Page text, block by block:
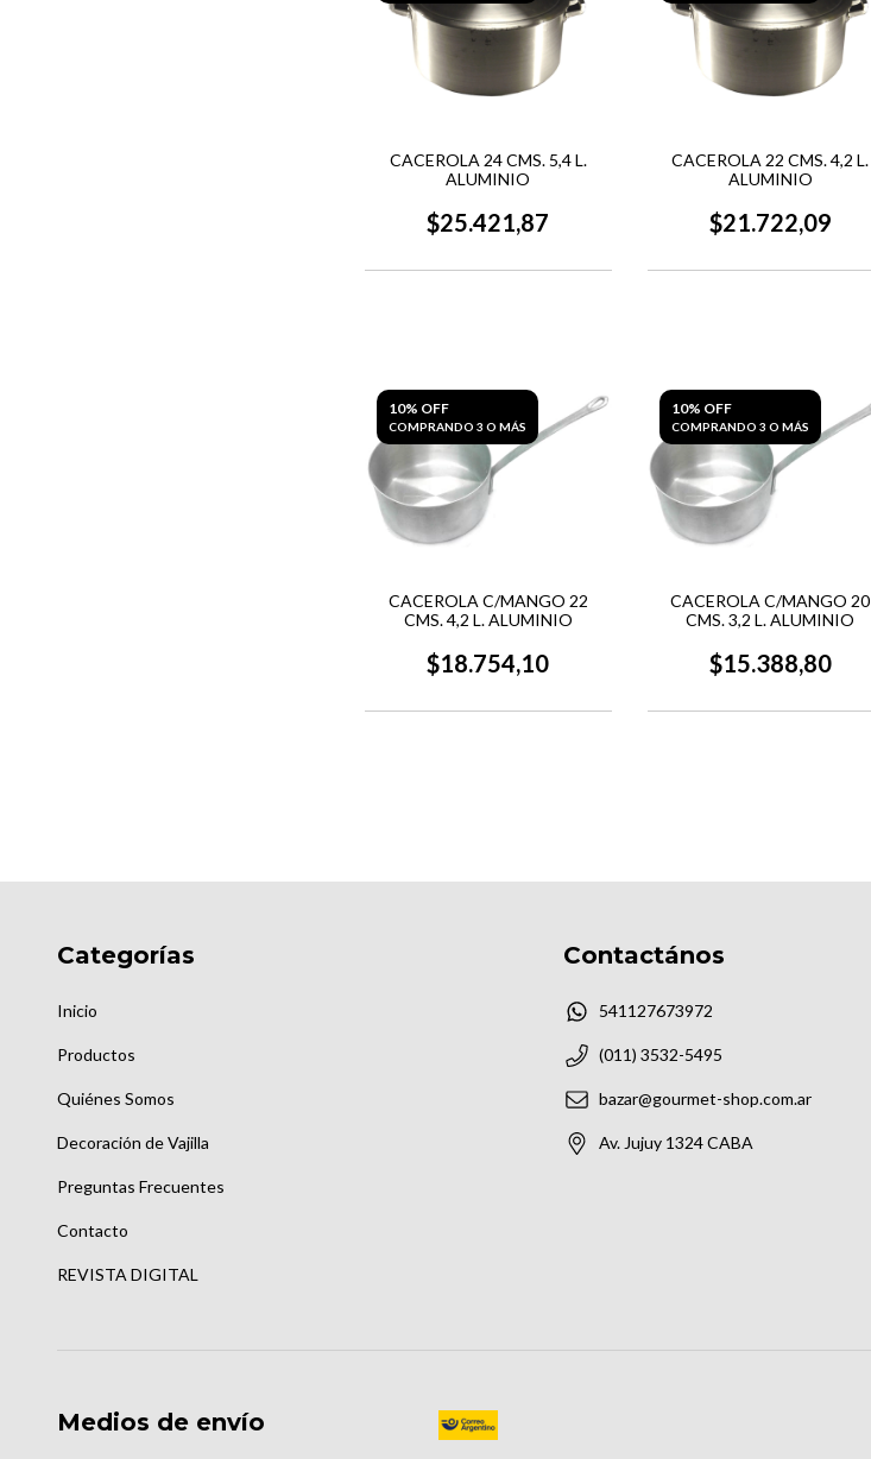
CACEROLA 24 CMS. 5,4 L.
ALUMINIO
$25.421,87
CACEROLA 22 CMS. 4,2 L.
ALUMINIO
$21.722,09
10% OFF
COMPRANDO 3 O MÁS
CACEROLA C/MANGO 22
CMS. 4,2 L. ALUMINIO
$18.754,10
10% OFF
COMPRANDO 3 O MÁS
CACEROLA C/MANGO 20
CMS. 3,2 L. ALUMINIO
$15.388,80
Categorías
Inicio
Productos
Quiénes Somos
Decoración de Vajilla
Preguntas Frecuentes
Contacto
REVISTA DIGITAL
Contactános
541127673972
(011) 3532-5495
bazar@gourmet-shop.com.ar
Av. Jujuy 1324 CABA
Medios de envío